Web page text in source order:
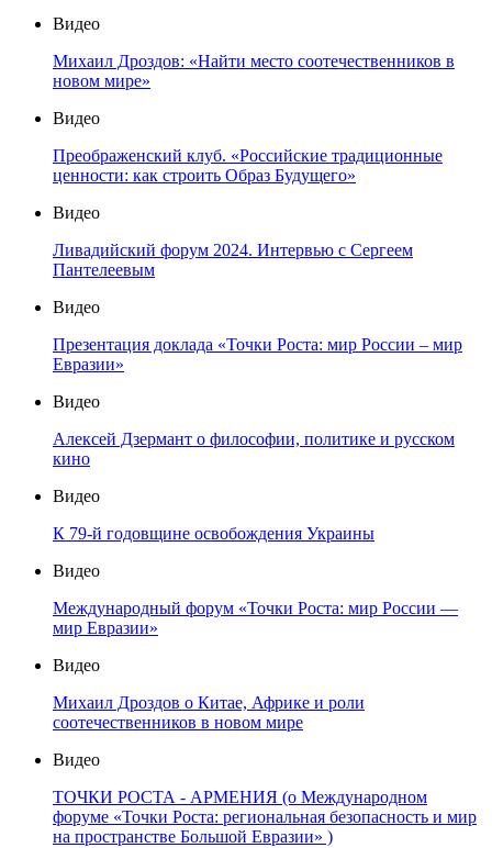
Видео
Михаил Дроздов: «Найти место соотечественников в
новом мире»
Видео
Преображенский клуб. «Российские традиционные
ценности: как строить Образ Будущего»
Видео
Ливадийский форум 2024. Интервью с Сергеем
Пантелеевым
Видео
Презентация доклада «Точки Роста: мир России – мир
Евразии»
Видео
Алексей Дзермант о философии, политике и русском
кино
Видео
К 79-й годовщине освобождения Украины
Видео
Международный форум «Точки Роста: мир России —
мир Евразии»
Видео
Михаил Дроздов о Китае, Африке и роли
соотечественников в новом мире
Видео
ТОЧКИ РОСТА - АРМЕНИЯ (о Международном
форуме «Точки Роста: региональная безопасность и мир
на пространстве Большой Евразии» )